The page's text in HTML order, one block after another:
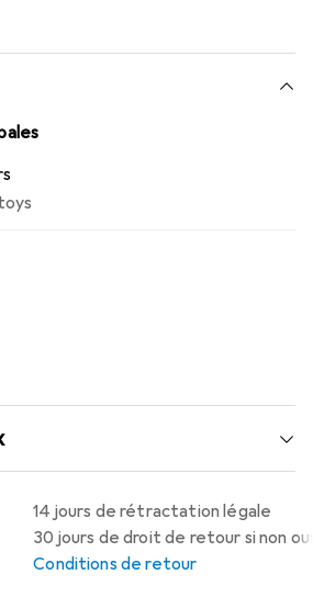
14 jours de rétractation légale
30 jours de droit de retour si non
Conditions de retour